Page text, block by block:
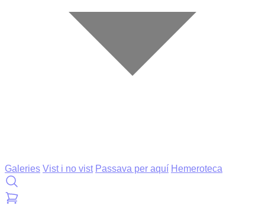
Galeries Vist i no vist Passava per aquí Hemeroteca